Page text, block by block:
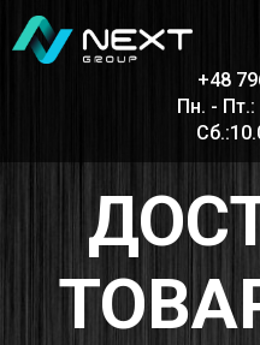
+48
Пн. - Пт.: